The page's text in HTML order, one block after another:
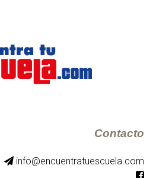
Contacto
info@encuentratuescuela.com